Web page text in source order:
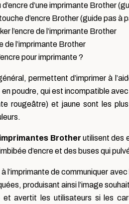
d’une imprimante Brother
d’encre Brother (guide pas à
l’encre de l’imprimante Brother
de l’imprimante Brother
pour imprimante ?
permettent d’imprimer à
poudre, qui est incompatible
rougeâtre) et jaune sont les
Brother utilisent des
d’encre et des buses qui
l’imprimante de communiquer
produisant ainsi l’image
et avertit les utilisateurs si les